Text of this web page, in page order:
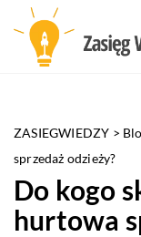
ZASIEGWIEDZY >
sprzedaż odzieży?
Do kogo
hurtowa